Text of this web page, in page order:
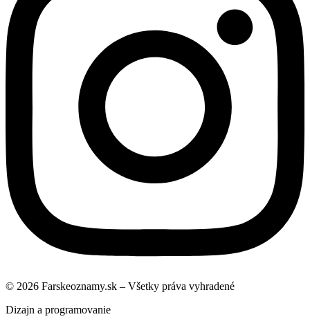
© 2026 Farskeoznamy.sk – Všetky práva vyhradené
Dizajn a programovanie